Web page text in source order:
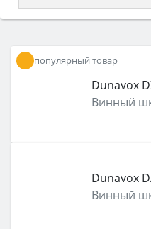
Сначала
затем смотрите на
класс
функции (конвекция,
защита от детей).
популярный товар
Dunavox
Винный
Dunavox
Винный